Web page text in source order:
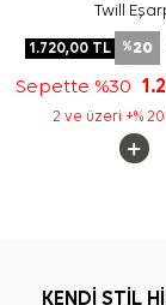
Twill
1.720,00TL %20
Sepette %30
2 ve üzeri +%
KENDİ STİL